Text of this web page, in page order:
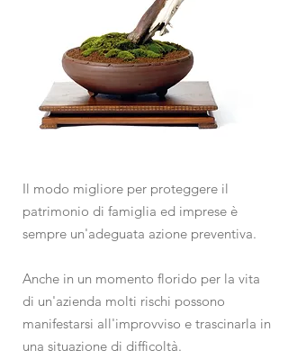
Il modo migliore per proteggere il
patrimonio di famiglia ed imprese è
sempre un'adeguata azione preventiva.
Anche in un momento florido per la vita
di un'azienda molti rischi possono
manifestarsi all'improvviso e trascinarla in
una situazione di difficoltà.